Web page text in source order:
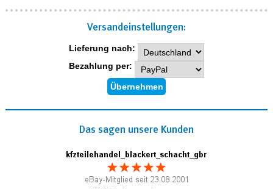
Versand­einstellungen:
Lieferung nach:
Bezahlung per:
Das sagen unsere Kunden